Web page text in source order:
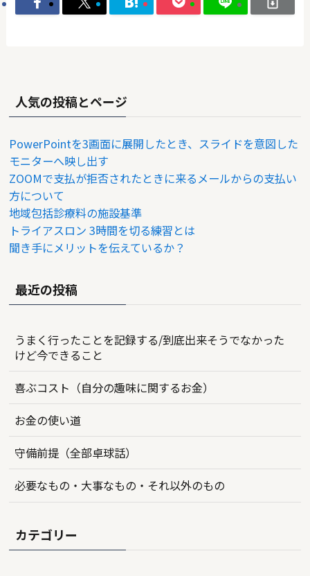
人気の投稿とページ
PowerPointを3画面に展開したとき、スライドを意図した
モニターへ映し出す
ZOOMで支払が拒否されたときに来るメールからの支払い
方について
地域包括診療料の施設基準
トライアスロン 3時間を切る練習とは
聞き手にメリットを伝えているか？
最近の投稿
うまく行ったことを記録する/到底出来そうでなかった
けど今できること
喜ぶコスト（自分の趣味に関するお金）
お金の使い道
守備前提（全部卓球話）
必要なもの・大事なもの・それ以外のもの
カテゴリー